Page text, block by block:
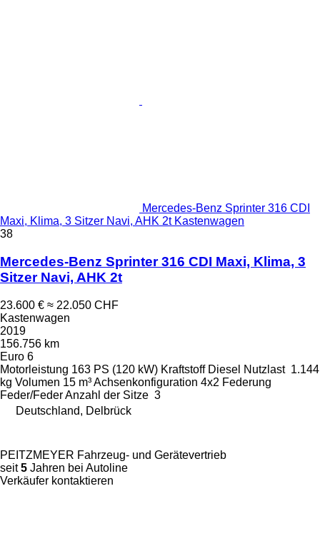
Mercedes-Benz Sprinter 316 CDI
Maxi, Klima, 3 Sitzer Navi, AHK 2t Kastenwagen
38
Mercedes-Benz Sprinter 316 CDI Maxi, Klima, 3
Sitzer Navi, AHK 2t
23.600 € ≈ 22.050 CHF
Kastenwagen
2019
156.756 km
Euro 6
Motorleistung 163 PS (120 kW) Kraftstoff Diesel Nutzlast 1.144
kg Volumen 15 m³Achsenkonfiguration 4x2 Federung
Feder/FederAnzahl der Sitze 3
Deutschland, Delbrück
PEITZMEYER Fahrzeug- und Gerätevertrieb
seit5 Jahren bei Autoline
Verkäufer kontaktieren